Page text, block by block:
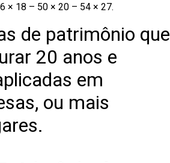
× 18 – 50 × 20 – 54 × 27.
de patrimônio que
20 anos e
em
ou mais